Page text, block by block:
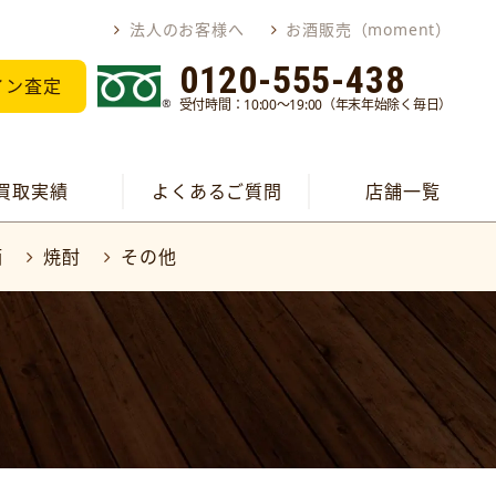
法人のお客様へ お酒販売（moment）
査定 0120-555-438
受付時間：10:00～19:00（年末年始除く毎日）
取実績 よくあるご質問 店舗一覧
焼酎 その他